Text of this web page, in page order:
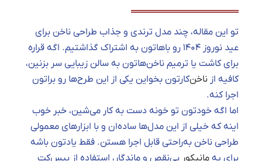
تو این مقاله، چند مدل ترندی و جذاب طراحی ناخن برای
عید نوروز ۱۴۰۴ رو باهاتون به اشتراک گذاشتیم. اگه قراره
برای کاشت یا ترمیم ناخن‌هاتون به سالن زیبایی سر بزنین،
کافیه از ناخن‌کارتون بخواین یکی از این طرح‌ها رو براتون
اجرا کنه.
اما اگه خودتون تو خونه دست به کار می‌شین، خبر خوب
اینه که خیلی از این مدل‌ها ساده‌ان و با ابزارهای معمولی
طراحی ناخن به‌راحتی قابل اجرا هستن. فقط یادتون باشه
برای یه مانیکور بی‌نقص و ماندگار، استفاده از بیس‌کت